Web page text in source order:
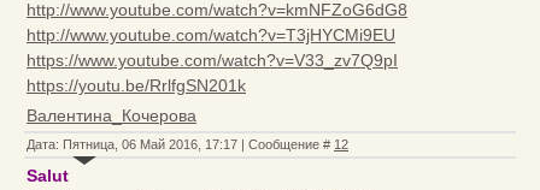
http://www.youtube.com/watch?v=kmNFZoG6dG8
http://www.youtube.com/watch?v=T3jHYCMi9EU
https://www.youtube.com/watch?v=V33_zv7Q9pI
https://youtu.be/RrlfgSN201k
Валентина_Кочерова
Дата: Пятница, 06 Май 2016, 17:17 | Сообщение # 12
Salut